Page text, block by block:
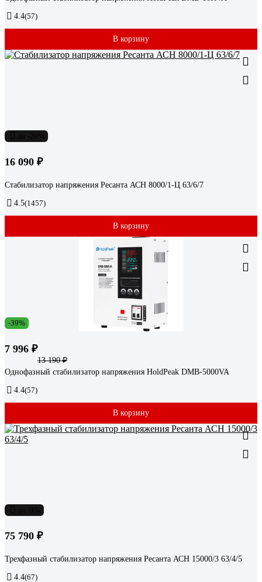
4.4(57)
В корзину
16 090 ₽
Стабилизатор напряжения Ресанта АСН 8000/1-Ц 63/6/7
4.5(1457)
В корзину
-39%
7 996 ₽
13 190 ₽
Однофазный стабилизатор напряжения HoldPeak DMB-5000VA
4.4(57)
В корзину
75 790 ₽
Трехфазный стабилизатор напряжения Ресанта АСН 15000/3 63/4/5
4.4(67)